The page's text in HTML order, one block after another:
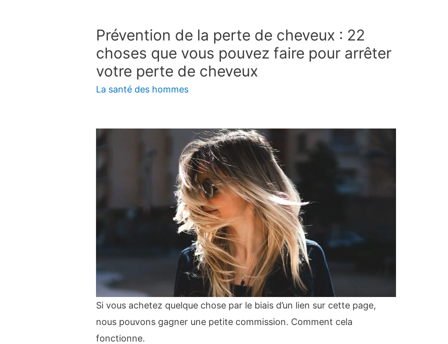
Prévention de la perte de cheveux : 22
choses que vous pouvez faire pour arrêter
votre perte de cheveux
La santé des hommes
Si vous achetez quelque chose par le biais d’un lien sur cette page,
nous pouvons gagner une petite commission. Comment cela
fonctionne.